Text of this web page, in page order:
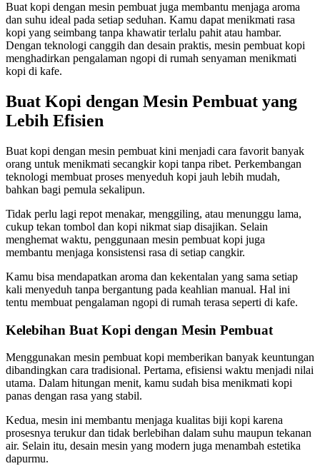
Buat kopi dengan mesin pembuat juga membantu menjaga aroma
dan suhu ideal pada setiap seduhan. Kamu dapat menikmati rasa
kopi yang seimbang tanpa khawatir terlalu pahit atau hambar.
Dengan teknologi canggih dan desain praktis, mesin pembuat kopi
menghadirkan pengalaman ngopi di rumah senyaman menikmati
kopi di kafe.
Buat Kopi dengan Mesin Pembuat yang
Lebih Efisien
Buat kopi dengan mesin pembuat kini menjadi cara favorit banyak
orang untuk menikmati secangkir kopi tanpa ribet. Perkembangan
teknologi membuat proses menyeduh kopi jauh lebih mudah,
bahkan bagi pemula sekalipun.
Tidak perlu lagi repot menakar, menggiling, atau menunggu lama,
cukup tekan tombol dan kopi nikmat siap disajikan. Selain
menghemat waktu, penggunaan mesin pembuat kopi juga
membantu menjaga konsistensi rasa di setiap cangkir.
Kamu bisa mendapatkan aroma dan kekentalan yang sama setiap
kali menyeduh tanpa bergantung pada keahlian manual. Hal ini
tentu membuat pengalaman ngopi di rumah terasa seperti di kafe.
Kelebihan Buat Kopi dengan Mesin Pembuat
Menggunakan mesin pembuat kopi memberikan banyak keuntungan
dibandingkan cara tradisional. Pertama, efisiensi waktu menjadi nilai
utama. Dalam hitungan menit, kamu sudah bisa menikmati kopi
panas dengan rasa yang stabil.
Kedua, mesin ini membantu menjaga kualitas biji kopi karena
prosesnya terukur dan tidak berlebihan dalam suhu maupun tekanan
air. Selain itu, desain mesin yang modern juga menambah estetika
dapurmu.